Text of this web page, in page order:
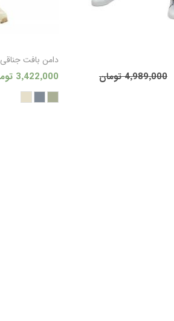
خرید 4٬989٬000 تومان
دامن بافت جناقی
3٬422٬000 تومان